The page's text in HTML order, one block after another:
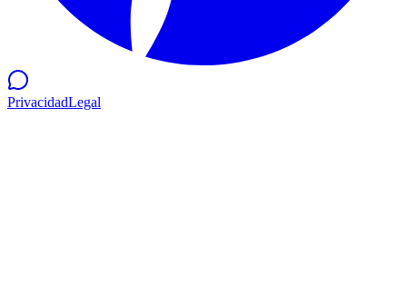
PrivacidadLegal